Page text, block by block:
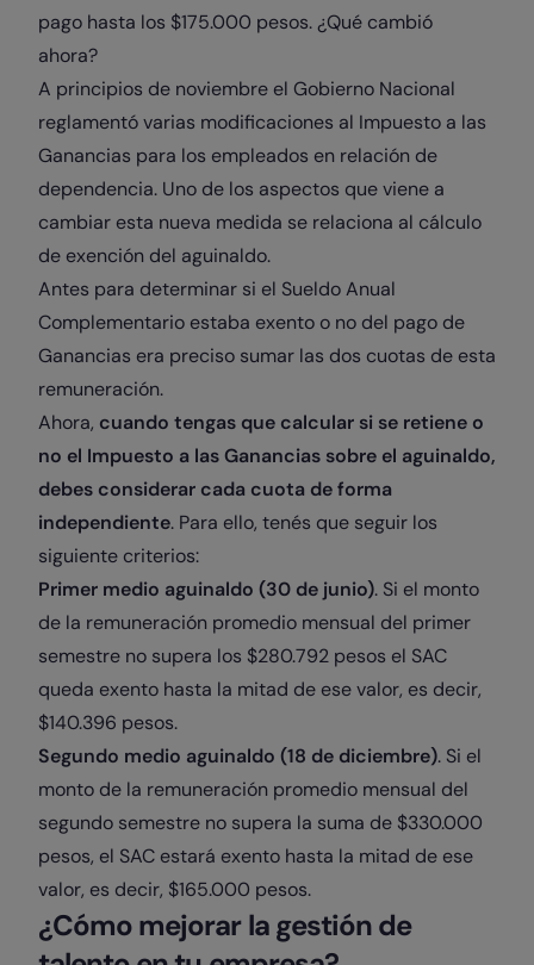
pago hasta los $175.000 pesos. ¿Qué cambió
ahora?
A principios de noviembre el Gobierno Nacional
reglamentó varias modificaciones al Impuesto a las
Ganancias para los empleados en relación de
dependencia. Uno de los aspectos que viene a
cambiar esta nueva medida se relaciona al cálculo
de exención del aguinaldo.
Antes para determinar si el Sueldo Anual
Complementario estaba exento o no del pago de
Ganancias era preciso sumar las dos cuotas de esta
remuneración.
Ahora, cuando tengas que calcular si se retiene o
no el Impuesto a las Ganancias sobre el aguinaldo,
debes considerar cada cuota de forma
independiente. Para ello, tenés que seguir los
siguiente criterios:
Primer medio aguinaldo (30 de junio). Si el monto
de la remuneración promedio mensual del primer
semestre no supera los $280.792 pesos el SAC
queda exento hasta la mitad de ese valor, es decir,
$140.396 pesos.
Segundo medio aguinaldo (18 de diciembre). Si el
monto de la remuneración promedio mensual del
segundo semestre no supera la suma de $330.000
pesos, el SAC estará exento hasta la mitad de ese
valor, es decir, $165.000 pesos.
¿Cómo mejorar la gestión de